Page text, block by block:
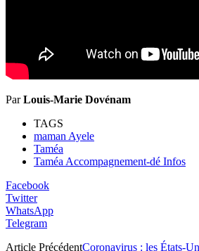
ParLouis-Marie Dovénam
TAGS
maman Ayele
Taméa
Taméa Accompagnement-dé Infos
Facebook
Twitter
WhatsApp
Telegram
Article PrécédentCoronavirus : les États-